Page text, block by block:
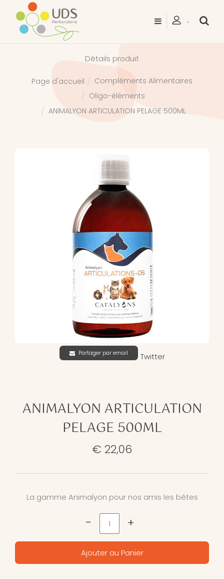
Détails produit
Page d'accueil
Compléments Alimentaires
Oligo-éléments
ANIMALYON ARTICULATION PELAGE 500ML
Partager par email Twitter
ANIMALYON ARTICULATION
PELAGE 500ML
€ 22,06
La gamme Animalyon pour nos amis les bêtes
- +
Ajouter au Panier